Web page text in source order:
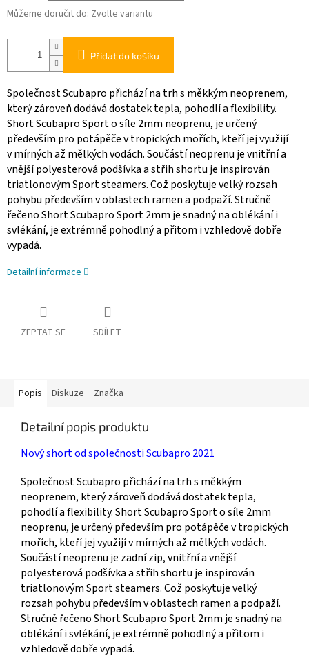
Můžeme doručit do: Zvolte variantu
Přidat do košíku
Společnost Scubapro přichází na trh s měkkým neoprenem,
který zároveň dodává dostatek tepla, pohodlí a flexibility.
Short Scubapro Sport o síle 2mm neoprenu, je určený
především pro potápěče v tropických mořích, kteří jej využijí
v mírných až mělkých vodách. Součástí neoprenu je vnitřní a
vnější polyesterová podšívka a střih shortu je inspirován
triatlonovým Sport steamers. Což poskytuje velký rozsah
pohybu především v oblastech ramen a podpaží. Stručně
řečeno Short Scubapro Sport 2mm je snadný na oblékání i
svlékání, je extrémně pohodlný a přitom i vzhledově dobře
vypadá.
Detailní informace
ZEPTAT SE SDÍLET
Popis Diskuze Značka
Detailní popis produktu
Nový short od společnosti Scubapro 2021
Společnost Scubapro přichází na trh s měkkým
neoprenem, který zároveň dodává dostatek tepla,
pohodlí a flexibility. Short Scubapro Sport o síle 2mm
neoprenu, je určený především pro potápěče v tropických
mořích, kteří jej využijí v mírných až mělkých vodách.
Součástí neoprenu je zadní zip, vnitřní a vnější
polyesterová podšívka a střih shortu je inspirován
triatlonovým Sport steamers. Což poskytuje velký
rozsah pohybu především v oblastech ramen a podpaží.
Stručně řečeno Short Scubapro Sport 2mm je snadný na
oblékání i svlékání, je extrémně pohodlný a přitom i
vzhledově dobře vypadá.